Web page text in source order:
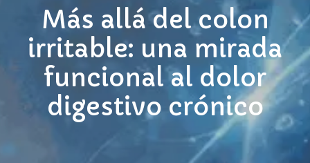
Más allá del colon
irritable: una mirada
funcional al dolor
digestivo crónico